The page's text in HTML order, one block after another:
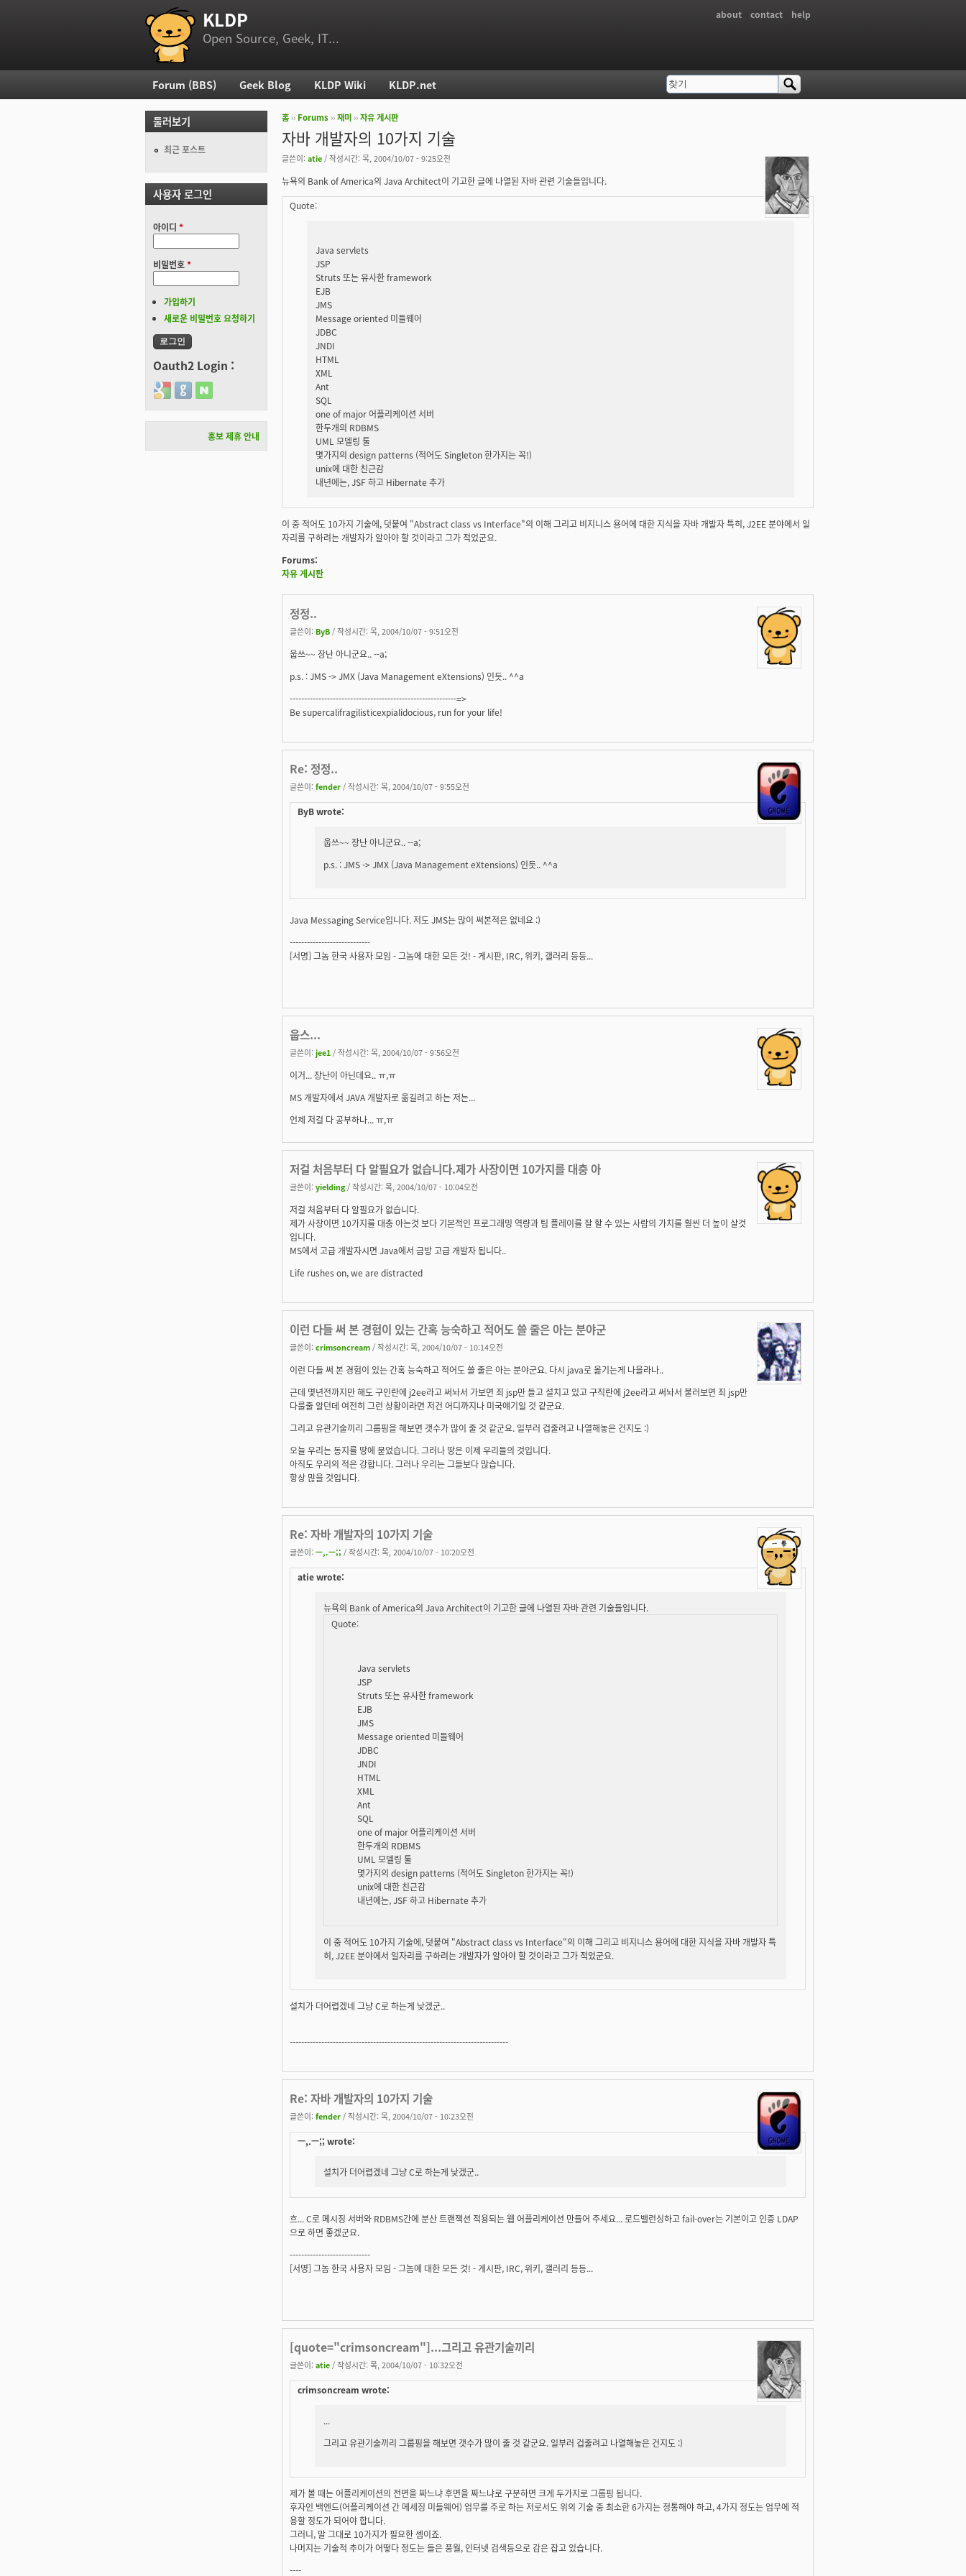
부 메뉴
about contact help
KLDP
Open Source, Geek, IT...
현재 위치
홈 ›› Forums ››재미 ››자유 게시판
자바 개발자의 10가지 기술
글쓴이: atie / 작성시간: 목, 2004/10/07 - 9:25오전
뉴욕의 Bank of America의 Java Architect이 기고한 글에 나열된 자바 관련 기술들입니다.
Quote:
Java servlets
JSP
Struts 또는 유사한 framework
EJB
JMS
Message oriented 미들웨어
JDBC
JNDI
HTML
XML
Ant
SQL
one of major 어플리케이션 서버
한두개의 RDBMS
UML 모델링 툴
몇가지의 design patterns (적어도 Singleton 한가지는 꼭!)
unix에 대한 친근감
내년에는, JSF 하고 Hibernate 추가
이 중 적어도 10가지 기술에, 덧붙여 "Abstract class vs Interface"의 이해 그리고 비지니스 용어에 대한 지식을 자바 개발자 특히, J2EE 분야에서 일
자리를 구하려는 개발자가 알아야 할 것이라고 그가 적었군요.
Forums:
자유 게시판
정정..
글쓴이: ByB / 작성시간: 목, 2004/10/07 - 9:51오전
웁쓰~~ 장난 아니군요.. --a;
p.s. : JMS -> JMX (Java Management eXtensions) 인듯.. ^^a
----------------------------------------------------------=>
Be supercalifragilisticexpialidocious, run for your life!
Re: 정정..
글쓴이: fender / 작성시간: 목, 2004/10/07 - 9:55오전
ByB wrote:
웁쓰~~ 장난 아니군요.. --a;
p.s. : JMS -> JMX (Java Management eXtensions) 인듯.. ^^a
Java Messaging Service입니다. 저도 JMS는 많이 써본적은 없네요 :)
----------------------------
[서명] 그놈 한국 사용자 모임 - 그놈에 대한 모든 것! - 게시판, IRC, 위키, 갤러리 등등...
웁스...
글쓴이: jee1 / 작성시간: 목, 2004/10/07 - 9:56오전
이거... 장난이 아닌데요.. ㅠ,ㅠ
MS 개발자에서 JAVA 개발자로 옮길려고 하는 저는...
언제 저걸 다 공부하나... ㅠ,ㅠ
저걸 처음부터 다 알필요가 없습니다.제가 사장이면 10가지를 대충 아
글쓴이: yielding/ 작성시간: 목, 2004/10/07 - 10:04오전
저걸 처음부터 다 알필요가 없습니다.
제가 사장이면 10가지를 대충 아는것 보다 기본적인 프로그래밍 역량과 팀 플레이를 잘 할 수 있는 사람의 가치를 훨씬 더 높이 살것
입니다.
MS에서 고급 개발자시면 Java에서 금방 고급 개발자 됩니다..
Life rushes on, we are distracted
이런 다들 써 본 경험이 있는 간혹 능숙하고 적어도 쓸 줄은 아는 분야군
글쓴이: crimsoncream / 작성시간: 목, 2004/10/07 - 10:14오전
이런 다들 써 본 경험이 있는 간혹 능숙하고 적어도 쓸 줄은 아는 분야군요. 다시 java로 옮기는게 나을라나..
근데 몇년전까지만 해도 구인란에 j2ee라고 써놔서 가보면 죄 jsp만 들고 설치고 있고 구직란에 j2ee라고 써놔서 불러보면 죄 jsp만
다룰줄 알던데 여전히 그런 상황이라면 저건 어디까지나 미국얘기일 것 같군요.
그리고 유관기술끼리 그룹핑을 해보면 갯수가 많이 줄 것 같군요. 일부러 겁줄려고 나열해놓은 건지도 :)
오늘 우리는 동지를 땅에 묻었습니다. 그러나 땅은 이제 우리들의 것입니다.
아직도 우리의 적은 강합니다. 그러나 우리는 그들보다 많습니다.
항상 많을 것입니다.
Re: 자바 개발자의 10가지 기술
글쓴이: ㅡ,.ㅡ;; / 작성시간: 목, 2004/10/07 - 10:20오전
atie wrote:
뉴욕의 Bank of America의 Java Architect이 기고한 글에 나열된 자바 관련 기술들입니다.
Quote:
Java servlets
JSP
Struts 또는 유사한 framework
EJB
JMS
Message oriented 미들웨어
JDBC
JNDI
HTML
XML
Ant
SQL
one of major 어플리케이션 서버
한두개의 RDBMS
UML 모델링 툴
몇가지의 design patterns (적어도 Singleton 한가지는 꼭!)
unix에 대한 친근감
내년에는, JSF 하고 Hibernate 추가
이 중 적어도 10가지 기술에, 덧붙여 "Abstract class vs Interface"의 이해 그리고 비지니스 용어에 대한 지식을 자바 개발자 특
히, J2EE 분야에서 일자리를 구하려는 개발자가 알아야 할 것이라고 그가 적었군요.
설치가 더어렵겠네 그냥 C로 하는게 낮겠군..
----------------------------------------------------------------------------
Re: 자바 개발자의 10가지 기술
글쓴이: fender / 작성시간: 목, 2004/10/07 - 10:23오전
ㅡ,.ㅡ;; wrote:
설치가 더어렵겠네 그냥 C로 하는게 낮겠군..
흐... C로 메시징 서버와 RDBMS간에 분산 트랜잭션 적용되는 웹 어플리케이션 만들어 주세요... 로드밸런싱하고 fail-over는 기본이고 인증 LDAP
으로 하면 좋겠군요.
----------------------------
[서명] 그놈 한국 사용자 모임 - 그놈에 대한 모든 것! - 게시판, IRC, 위키, 갤러리 등등...
[quote="crimsoncream"]...그리고 유관기술끼리
글쓴이: atie / 작성시간: 목, 2004/10/07 - 10:32오전
crimsoncream wrote:
...
그리고 유관기술끼리 그룹핑을 해보면 갯수가 많이 줄 것 같군요. 일부러 겁줄려고 나열해놓은 건지도 :)
제가 볼 때는 어플리케이션의 전면을 짜느냐 후면을 짜느냐로 구분하면 크게 두가지로 그룹핑 됩니다.
후자인 백엔드(어플리케이션 간 메세징 미들웨어) 업무를 주로 하는 저로서도 위의 기술 중 최소한 6가지는 정통해야 하고, 4가지 정도는 업무에 적
용할 정도가 되어야 합니다.
그러니, 말 그대로 10가지가 필요한 셈이죠.
나머지는 기술적 추이가 어떻다 정도는 들은 풍월, 인터넷 검색등으로 감은 잡고 있습니다.
----
주 메뉴
Forum (BBS) Geek Blog KLDP Wiki KLDP.net 검색 폼
찾기
둘러보기
최근 포스트
사용자 로그인
아이디 *
비밀번호*
가입하기
새로운 비밀번호 요청하기
Oauth2 Login :
Login with Google
Login with GitHub
Login with Naver
홍보 제휴 안내